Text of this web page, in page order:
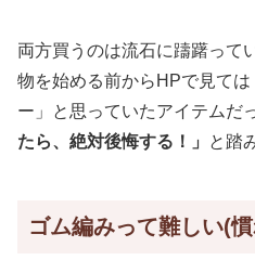
両方買うのは流石に躊躇って
物を始める前からHPで見て
ー」と思っていたアイテムだ
たら、絶対後悔する！」
と踏
ゴム編みって難しい(慣